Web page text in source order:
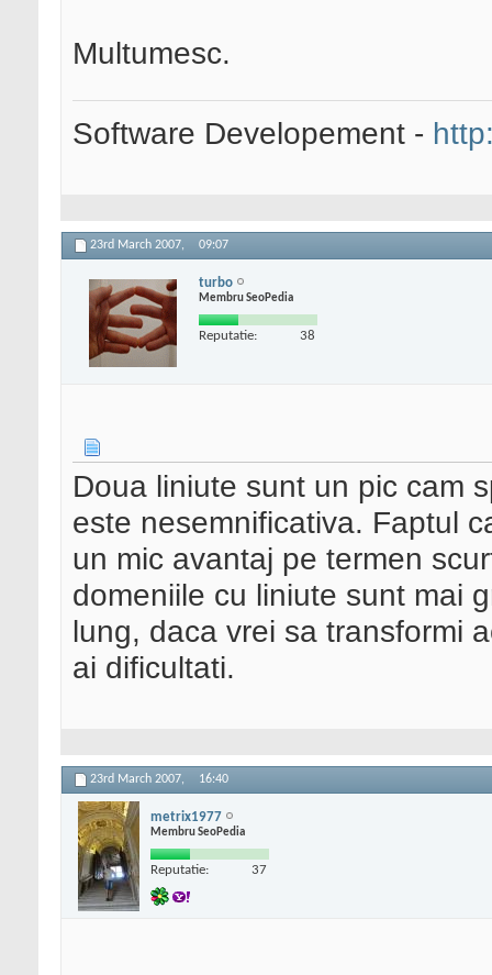
Multumesc.
Software Developement -
23rd March 2007, 09:07
turbo
Membru SeoPedia
Reputatie: 38
Doua liniute sunt un pic cam
este nesemnificativa. Faptul
un mic avantaj pe termen
domeniile cu liniute sunt mai
lung, daca vrei sa transformi
ai dificultati.
23rd March 2007, 16:40
metrix1977
Membru SeoPedia
Reputatie: 37